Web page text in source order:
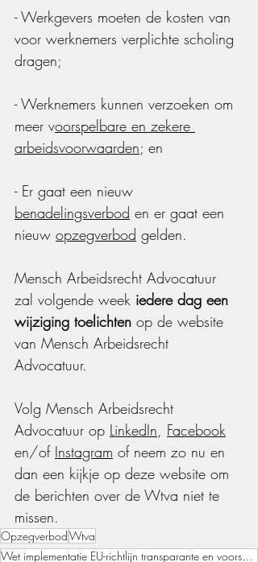
- Werkgevers moeten de kosten van
voor werknemers verplichte scholing
dragen;
- Werknemers kunnen verzoeken om
meer voorspelbare en zekere
arbeidsvoorwaarden; en
- Er gaat een nieuw
benadelingsverbod en er gaat een
nieuw opzegverbod gelden.
Mensch Arbeidsrecht Advocatuur
zal volgende week iedere dag een
wijziging toelichten op de website
van Mensch Arbeidsrecht
Advocatuur.
Volg Mensch Arbeidsrecht
Advocatuur op LinkedIn, Facebook
en/of Instagram of neem zo nu en
dan een kijkje op deze website om
de berichten over de Wtva niet te
missen.
OpzegverbodWtva
Wet implementatie EU-richtlijn transparante en voorspelbare arbeidsvoorwaarden